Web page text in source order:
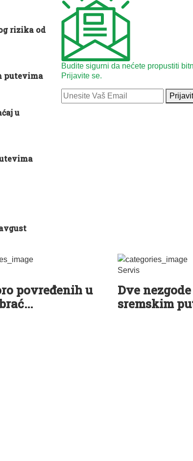
rizika od
putevima
u
Budite sigurni da nećete propustiti
Prijavite se.
povređenih u
Servis
Dve
sremskim